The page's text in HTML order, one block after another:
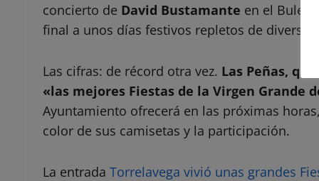
concierto de David Bustamante en el
final a unos días festivos repletos de diversión.
Las cifras: de récord otra vez. Las Peñas,
«las mejores Fiestas de la Virgen Grande
Ayuntamiento ofrecerá en las próximas
color de sus camisetas y la participación.
La entrada Torrelavega vivió unas grandes